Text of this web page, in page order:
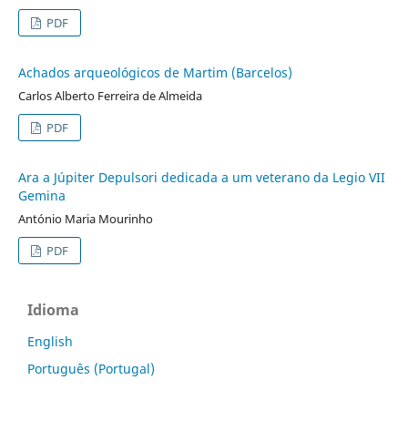
PDF
Achados arqueológicos de Martim (Barcelos)
Carlos Alberto Ferreira de Almeida
PDF
Ara a Júpiter Depulsori dedicada a um veterano da Legio VII
Gemina
António Maria Mourinho
PDF
Idioma
English
Português (Portugal)